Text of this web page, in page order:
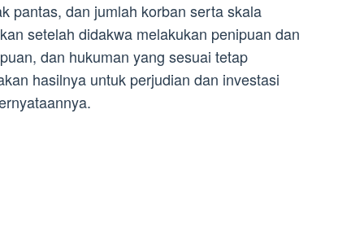
pantas, dan jumlah korban serta skala
setelah didakwa melakukan penipuan dan
dan hukuman yang sesuai tetap
hasilnya untuk perjudian dan investasi